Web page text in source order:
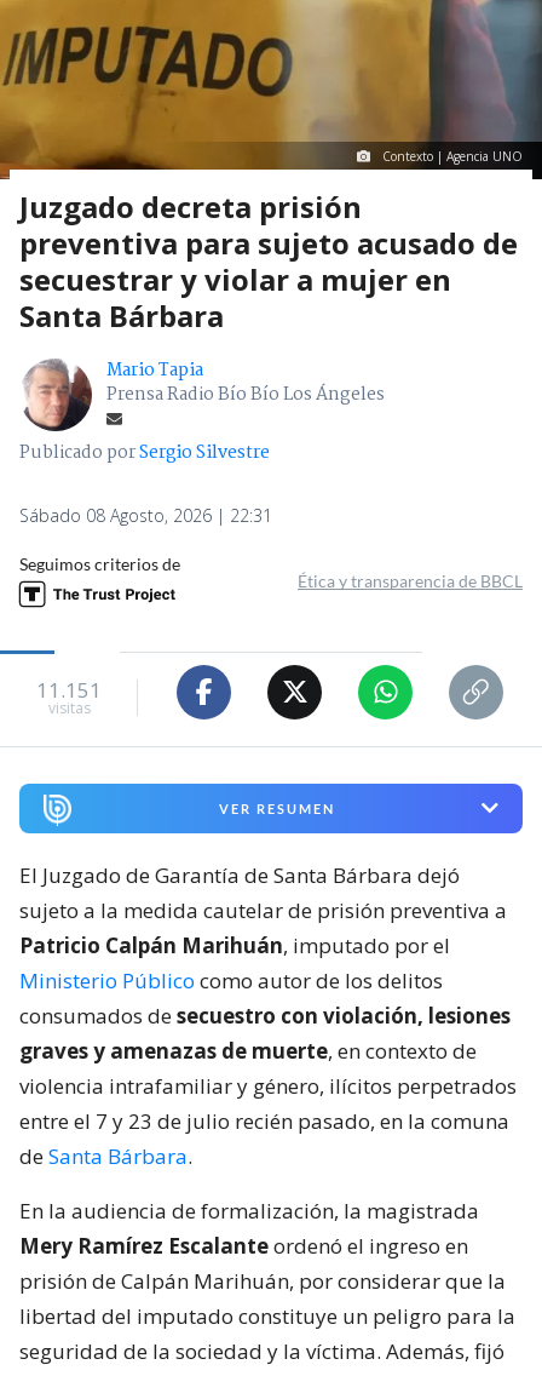
Contexto | Agencia UNO
Juzgado decreta prisión
preventiva para sujeto acusado de
secuestrar y violar a mujer en
Santa Bárbara
Mario Tapia
Prensa Radio Bío Bío Los Ángeles
Publicado porSergio Silvestre
Sábado 08 Agosto, 2026 | 22:31
Seguimos criterios de
Ética y transparencia de BBCL
11.151
visitas
VER RESUMEN
El Juzgado de Garantía de Santa Bárbara dejó
sujeto a la medida cautelar de prisión preventiva a
Patricio Calpán Marihuán, imputado por el
Ministerio Público como autor de los delitos
consumados desecuestro con violación, lesiones
graves y amenazas de muerte, en contexto de
violencia intrafamiliar y género, ilícitos perpetrados
entre el 7 y 23 de julio recién pasado, en la comuna
deSanta Bárbara.
En la audiencia de formalización, la magistrada
Mery Ramírez Escalanteordenó el ingreso en
prisión de Calpán Marihuán, por considerar que la
libertad del imputado constituye un peligro para la
seguridad de la sociedad y la víctima. Además, fijó